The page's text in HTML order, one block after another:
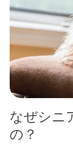
なぜシニ
の？